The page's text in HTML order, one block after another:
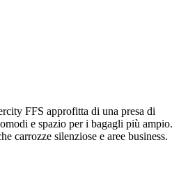
FFS approfitta di una presa di
e spazio per i bagagli più ampio.
carrozze silenziose e aree business.